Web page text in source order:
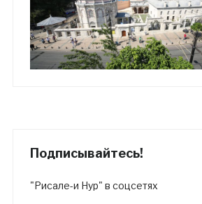
Подписывайтесь!
"Рисале-и Нур" в соцсетях